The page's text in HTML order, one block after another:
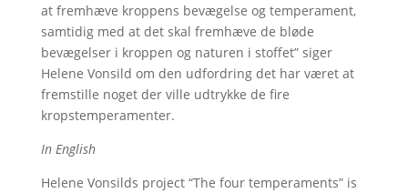
at fremhæve kroppens bevægelse og temperament,
samtidig med at det skal fremhæve de bløde
bevægelser i kroppen og naturen i stoffet” siger
Helene Vonsild om den udfordring det har været at
fremstille noget der ville udtrykke de fire
kropstemperamenter.
In English
Helene Vonsilds project “The four temperaments” is